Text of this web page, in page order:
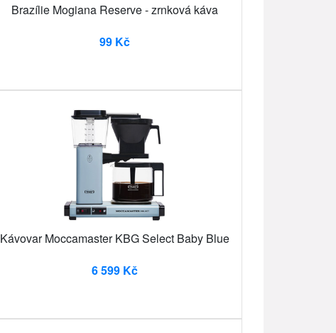
Brazílie Mogiana Reserve - zrnková káva
99 Kč
Kávovar Moccamaster KBG Select Baby Blue
6 599 Kč